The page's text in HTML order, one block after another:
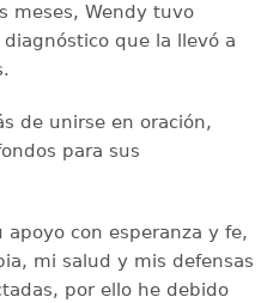
meses, Wendy tuvo
que la llevó a
de unirse en oración,
para sus
con esperanza y fe,
mi salud y mis defensas
por ello he debido